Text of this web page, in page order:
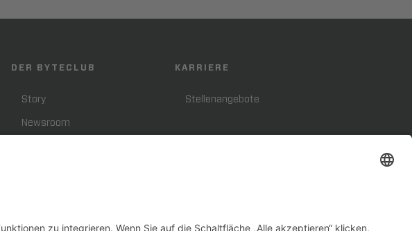
DER BYTECLUB
Story
Newsroom
KARRIERE
Stellenangebote